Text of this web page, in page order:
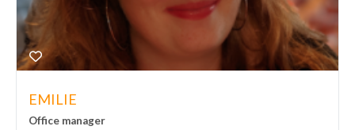
EMILIE
Office manager